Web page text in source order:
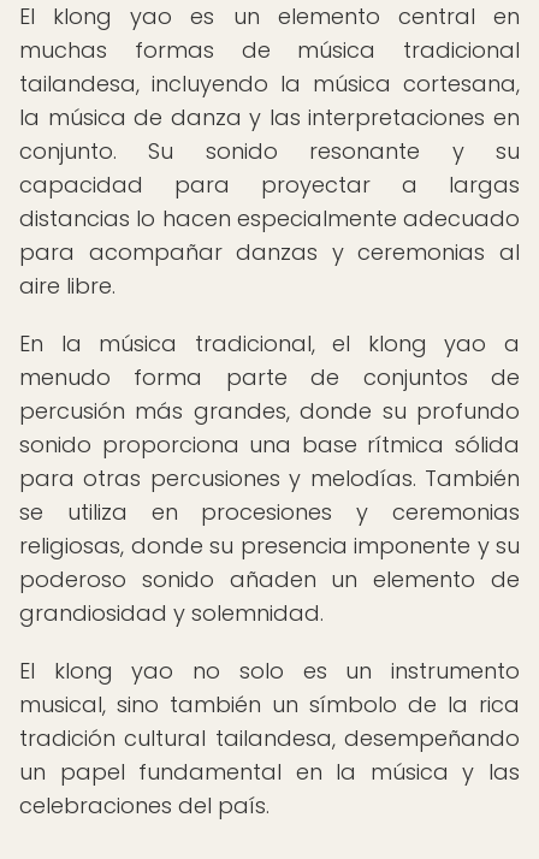
El klong yao es un elemento central en
muchas formas de música tradicional
tailandesa, incluyendo la música cortesana,
la música de danza y las interpretaciones en
conjunto. Su sonido resonante y su
capacidad para proyectar a largas
distancias lo hacen especialmente adecuado
para acompañar danzas y ceremonias al
aire libre.
En la música tradicional, el klong yao a
menudo forma parte de conjuntos de
percusión más grandes, donde su profundo
sonido proporciona una base rítmica sólida
para otras percusiones y melodías. También
se utiliza en procesiones y ceremonias
religiosas, donde su presencia imponente y su
poderoso sonido añaden un elemento de
grandiosidad y solemnidad.
El klong yao no solo es un instrumento
musical, sino también un símbolo de la rica
tradición cultural tailandesa, desempeñando
un papel fundamental en la música y las
celebraciones del país.